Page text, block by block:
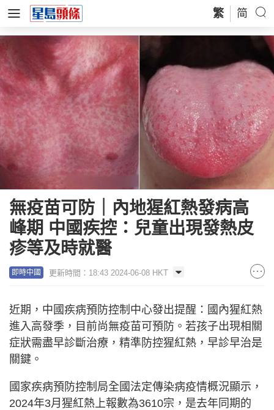
繁 简
無疫苗可防｜內地猩紅熱發病高
峰期 中國疾控：兒童出現發熱皮
疹等及時就醫
即時中國 更新時間：18:43 2024-06-08 HKT
近期，中國疾病預防控制中心發出提醒：國內猩紅熱
進入高發季，目前尚無疫苗可預防。若孩子出現相關
症狀需盡早診斷治療，精準防控猩紅熱，早診早治是
關鍵。
國家疾病預防控制局全國法定傳染病疫情概況顯示，
2024年3月猩紅熱上報數為3610宗，是去年同期的